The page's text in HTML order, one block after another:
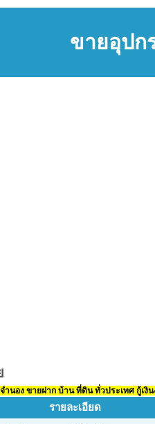
ขายอุปก
ำนอง ขายฝาก บ้าน ที่ดิน ทั่วประเทศ กู้เงิ
รายละเอียด